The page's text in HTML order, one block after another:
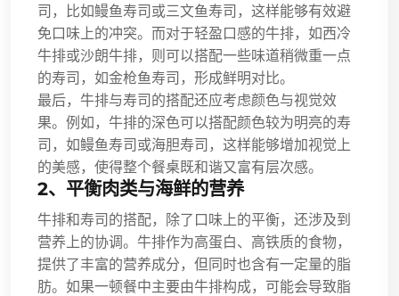
司，比如鳗鱼寿司或三文鱼寿司，这样能够有效避
免口味上的冲突。而对于轻盈口感的牛排，如西冷
牛排或沙朗牛排，则可以搭配一些味道稍微重一点
的寿司，如金枪鱼寿司，形成鲜明对比。
最后，牛排与寿司的搭配还应考虑颜色与视觉效
果。例如，牛排的深色可以搭配颜色较为明亮的寿
司，如鳗鱼寿司或海胆寿司，这样能够增加视觉上
的美感，使得整个餐桌既和谐又富有层次感。
2、平衡肉类与海鲜的营养
牛排和寿司的搭配，除了口味上的平衡，还涉及到
营养上的协调。牛排作为高蛋白、高铁质的食物，
提供了丰富的营养成分，但同时也含有一定量的脂
肪。如果一顿餐中主要由牛排构成，可能会导致脂